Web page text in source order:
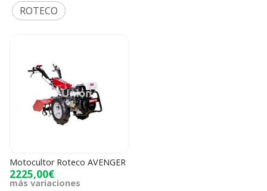
ROTECO
Motocultor Roteco AVENGER
2225,00€
más variaciones